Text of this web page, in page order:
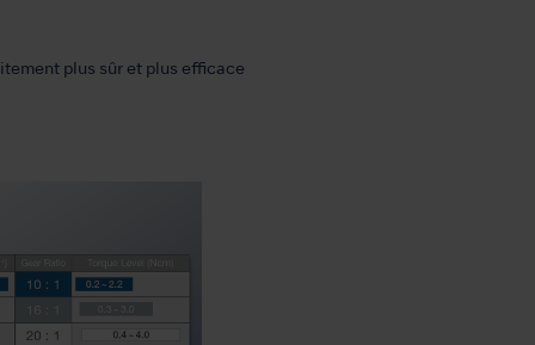
plus sûr et plus efficace